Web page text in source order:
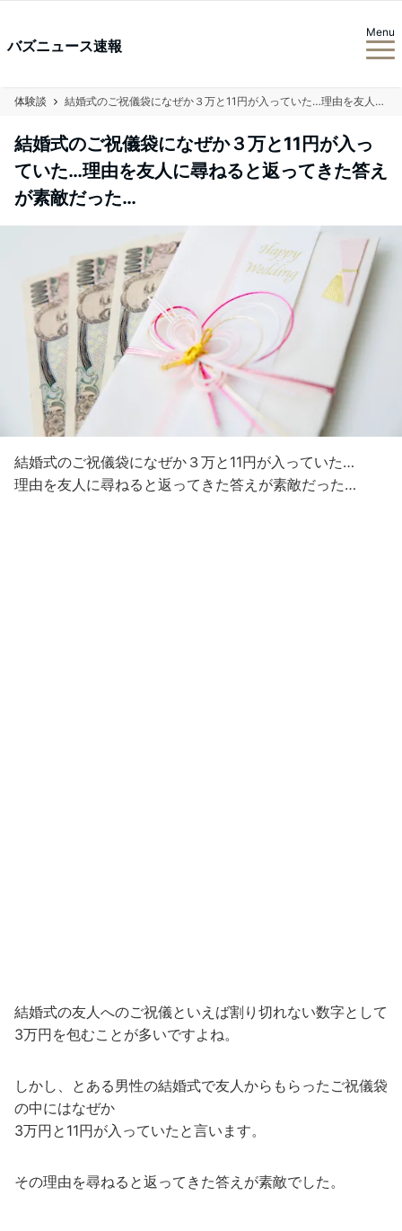
バズニュース速報
Menu
体験談 結婚式のご祝儀袋になぜか３万と11円が入っていた…理由を友人に尋ねると返ってきた答えが素敵だった…
結婚式のご祝儀袋になぜか３万と11円が入っ
ていた…理由を友人に尋ねると返ってきた答え
が素敵だった…
結婚式のご祝儀袋になぜか３万と11円が入っていた…
理由を友人に尋ねると返ってきた答えが素敵だった…
結婚式の友人へのご祝儀といえば割り切れない数字として
3万円を包むことが多いですよね。
しかし、とある男性の結婚式で友人からもらったご祝儀袋
の中にはなぜか
3万円と11円が入っていたと言います。
その理由を尋ねると返ってきた答えが素敵でした。